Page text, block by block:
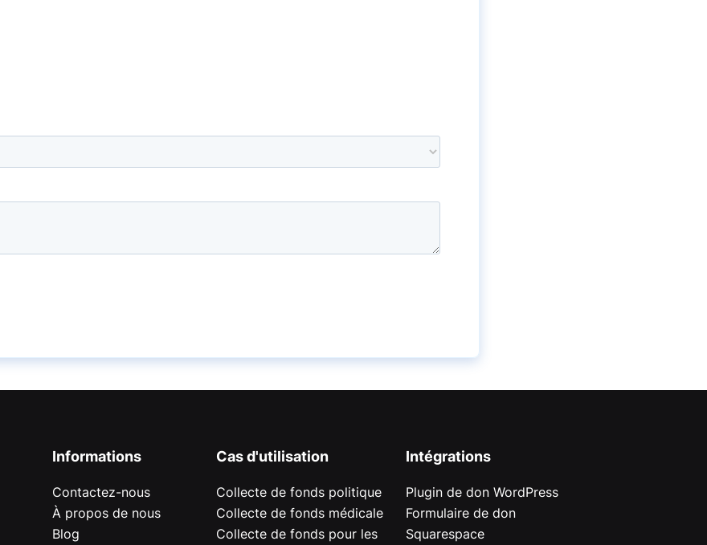
Informations
Contactez-nous
À propos de nous
Blog
Cas d'utilisation
Collecte de fonds politique
Collecte de fonds médicale
Collecte de fonds pour les
Intégrations
Plugin de don WordPress
Formulaire de don
Squarespace